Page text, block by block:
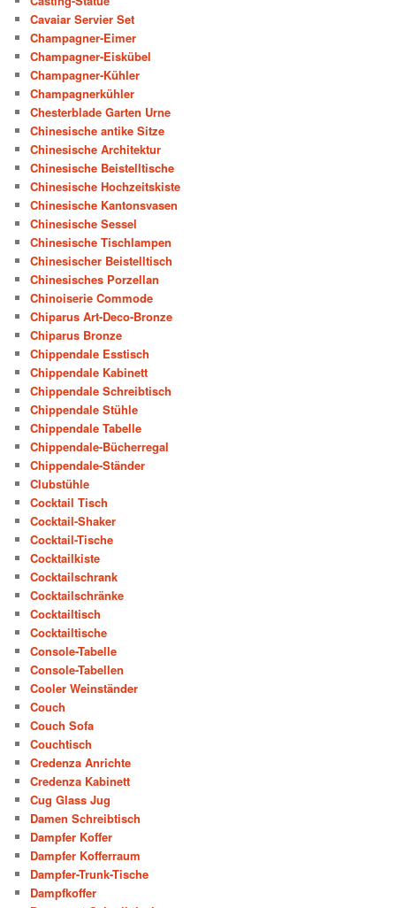
Cavaiar Servier Set
Champagner-Eimer
Champagner-Eiskübel
Champagner-Kühler
Champagnerkühler
Chesterblade Garten Urne
Chinesische antike Sitze
Chinesische Architektur
Chinesische Beistelltische
Chinesische Hochzeitskiste
Chinesische Kantonsvasen
Chinesische Sessel
Chinesische Tischlampen
Chinesischer Beistelltisch
Chinesisches Porzellan
Chinoiserie Commode
Chiparus Art-Deco-Bronze
Chiparus Bronze
Chippendale Esstisch
Chippendale Kabinett
Chippendale Schreibtisch
Chippendale Stühle
Chippendale Tabelle
Chippendale-Bücherregal
Chippendale-Ständer
Clubstühle
Cocktail Tisch
Cocktail-Shaker
Cocktail-Tische
Cocktailkiste
Cocktailschrank
Cocktailschränke
Cocktailtisch
Cocktailtische
Console-Tabelle
Console-Tabellen
Cooler Weinständer
Couch
Couch Sofa
Couchtisch
Credenza Anrichte
Credenza Kabinett
Cug Glass Jug
Damen Schreibtisch
Dampfer Koffer
Dampfer Kofferraum
Dampfer-Trunk-Tische
Dampfkoffer